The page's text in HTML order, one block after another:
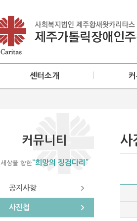
센터소개
이용안내
오시는 길
커
커뮤니티
세상을 향한“희망의 징검다리”
공지사항
사진첩
사